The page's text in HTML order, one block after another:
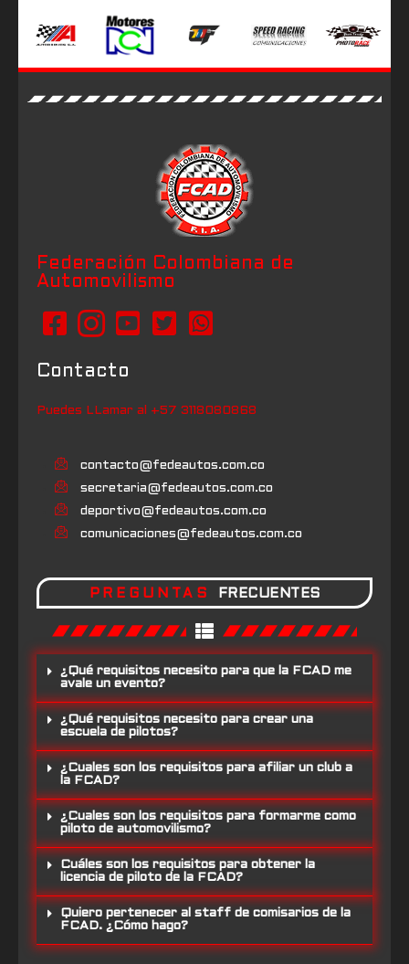
Federación Colombiana de
Automovilismo
Contacto
Puedes LLamar al +57 3118080868
contacto@fedeautos.com.co
secretaria@fedeautos.com.co
deportivo@fedeautos.com.co
comunicaciones@fedeautos.com.co
PREGUNTAS FRECUENTES
¿Qué requisitos necesito para que la FCAD me
avale un evento?
¿Qué requisitos necesito para crear una
escuela de pilotos?
¿Cuales son los requisitos para afiliar un club a
la FCAD?
¿Cuales son los requisitos para formarme como
piloto de automovilismo?
Cuáles son los requisitos para obtener la
licencia de piloto de la FCAD?
Quiero pertenecer al staff de comisarios de la
FCAD. ¿Cómo hago?